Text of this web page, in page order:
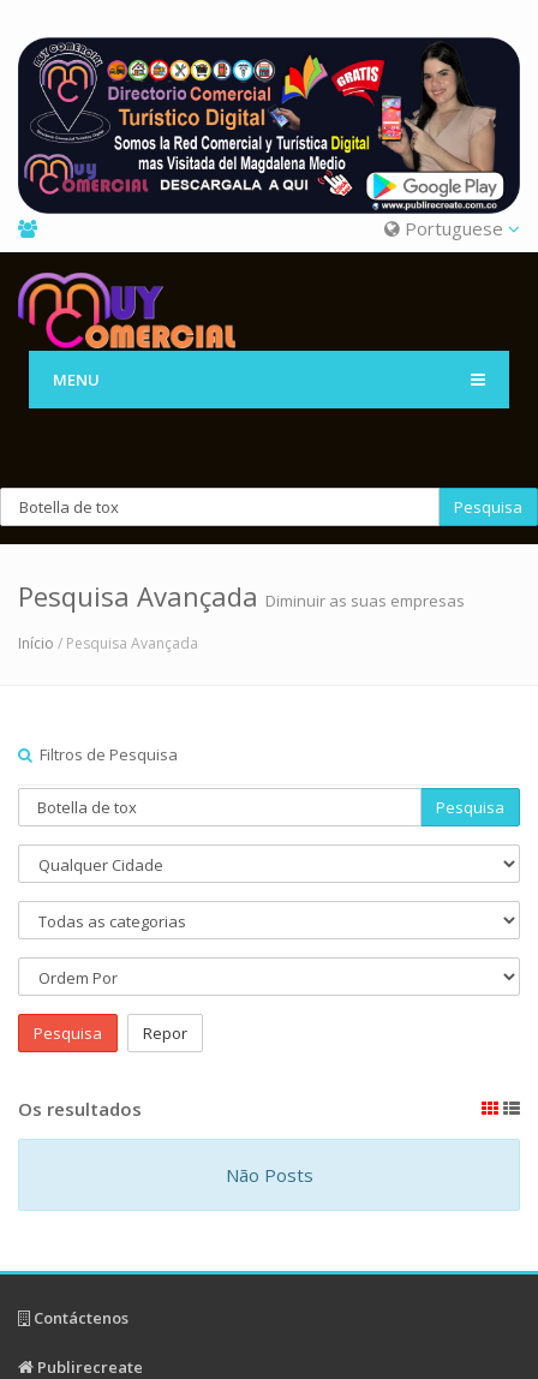
Portuguese
MENU
Pesquisa
Pesquisa Avançada Diminuir as suas empresas
Início / Pesquisa Avançada
Filtros de Pesquisa
Pesquisa
Pesquisa Repor
Os resultados
Não Posts
Contáctenos
Publirecreate